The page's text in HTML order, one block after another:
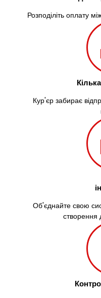
Розподіліть оплату
Кур'єр забирає
Об'єднайте свою
створення
Жовті Води
Олександрія
Авангард
Білгород-